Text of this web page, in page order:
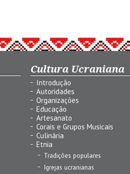
Cultura Ucraniana
Introdução
Autoridades
Organizações
Educação
Artesanato
Corais e Grupos Musicais
Culinária
Etnia
Tradições populares
Igrejas ucranianas